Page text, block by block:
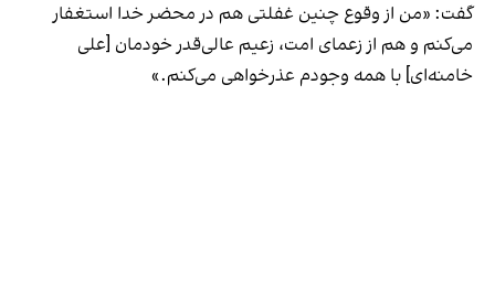
گفت: «من از وقوع چنین غفلتی هم در محضر خدا استغفار
می‌کنم و هم از زعمای امت، زعیم عالی‌قدر خودمان [علی
خامنه‌ای] با همه وجودم عذرخواهی می‌کنم.»